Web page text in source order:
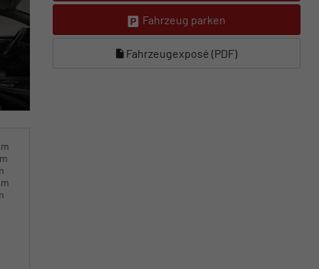
Fahrzeug parken
Fahrzeugexposé (PDF)